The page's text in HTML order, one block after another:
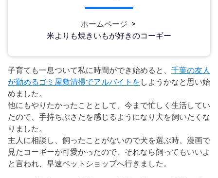
ホームページ >
米よりも焼きいもが好きのコーギー
子育ても一息ついて私に時間ができ始めると、 千葉の友人
が勤めるゴミ屋敷清掃でアルバイトを しようかなと思い始
めました。
他にもやりたかったこととして、今まで忙しく生活してい
たので、手持ちぶさたを感じるようになり犬を飼いたくな
りました。
主人に相談し、飼ったことがないので犬を選ぶ時、漫画で
見たコーギーが可愛かったので、それなら飼ってもいいよ
と言われ、早速ペットショップへ行きました。